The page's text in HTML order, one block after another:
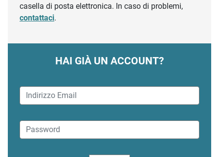
casella di posta elettronica. In caso di problemi,
contattaci.
HAI GIÀ UN ACCOUNT?